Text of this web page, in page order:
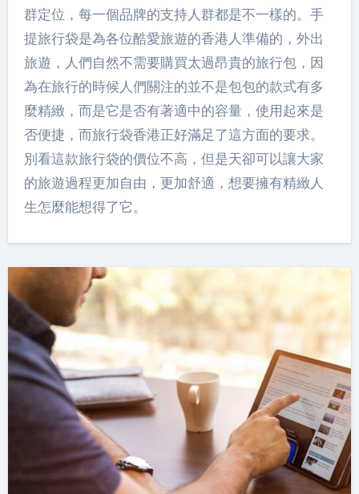
群定位，每一個品牌的支持人群都是不一樣的。手
提旅行袋是為各位酷愛旅遊的香港人準備的，外出
旅遊，人們自然不需要購買太過昂貴的旅行包，因
為在旅行的時候人們關注的並不是包包的款式有多
麼精緻，而是它是否有著適中的容量，使用起來是
否便捷，而旅行袋香港正好滿足了這方面的要求。
別看這款旅行袋的價位不高，但是天卻可以讓大家
的旅遊過程更加自由，更加舒適，想要擁有精緻人
生怎麼能想得了它。